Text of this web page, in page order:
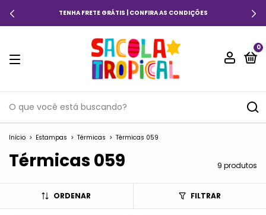
TENHA FRETE GRÁTIS | CONFIRA AS CONDIÇÕES
0
Início > Estampas > Térmicas > Térmicas 059
Térmicas 059 9 produtos
ORDENAR FILTRAR